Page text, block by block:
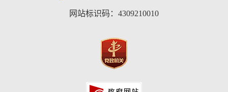
网站标识码：4309210010